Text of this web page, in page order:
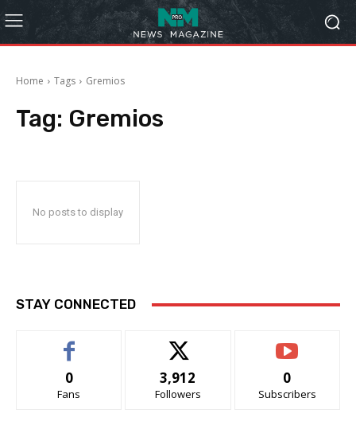
Home Tags Gremios
Tag: Gremios
No posts to display
STAY CONNECTED
0
Fans
3,912
Followers
0
Subscribers